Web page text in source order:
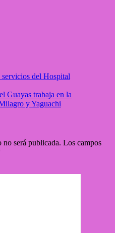
del Hospital
Guayas trabaja en la
y Yaguachi
será publicada. Los campos